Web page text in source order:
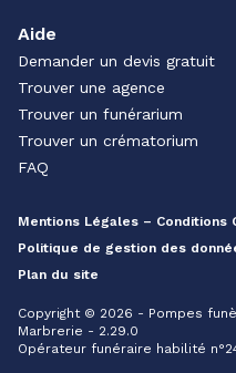
Aide
Demander un devis gratuit
Trouver une agence
Trouver un funérarium
Trouver un crématorium
FAQ
Mentions Légales – Conditions
Politique de gestion des
Plan du site
Copyright © 2026 - Pompes
Marbrerie - 2.29.0
Opérateur funéraire habilité